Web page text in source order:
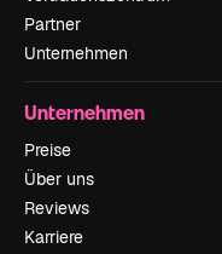
Partner
Unternehmen
Unternehmen
Preise
Über uns
Reviews
Karriere